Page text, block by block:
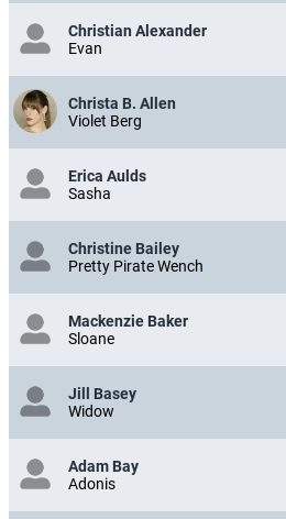
Christian Alexander
Evan
Christa B. Allen
Violet Berg
Erica Aulds
Sasha
Christine Bailey
Pretty Pirate Wench
Mackenzie Baker
Sloane
Jill Basey
Widow
Adam Bay
Adonis